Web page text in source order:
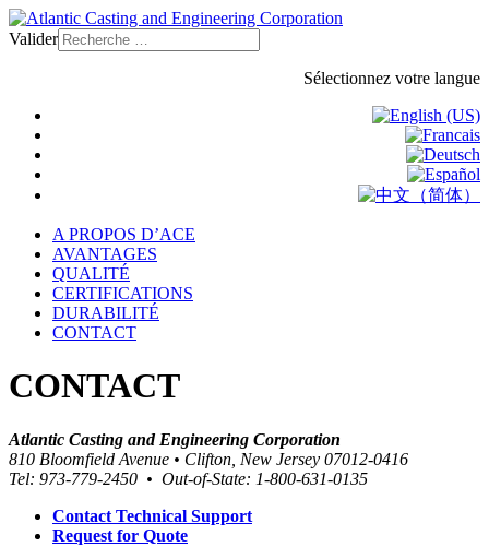
Valider
Sélectionnez votre langue
A PROPOS D’ACE
AVANTAGES
QUALITÉ
CERTIFICATIONS
DURABILITÉ
CONTACT
CONTACT
Atlantic Casting and Engineering Corporation
810 Bloomfield Avenue • Clifton, New Jersey 07012-0416
Tel: 973-779-2450 • Out-of-State: 1-800-631-0135
Contact Technical Support
Request for Quote